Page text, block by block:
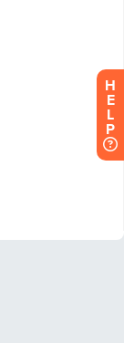
H
E
L
P